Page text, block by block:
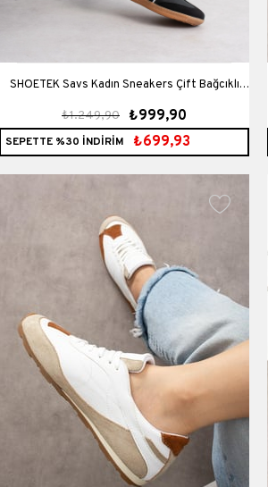
SHOETEK Savs Kadın Sneakers Çift Bağcıklı
Spor Ayakkabı Siyah Deri
₺999,90
₺1.249,90
SEPETTE %30 İNDİRİM ₺699,93